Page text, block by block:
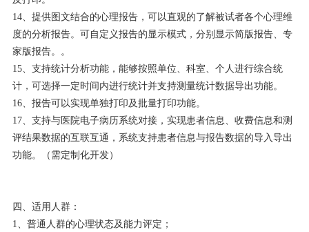
14、提供图文结合的心理报告，可以直观的了解被试者各个心理维
度的分析报告。可自定义报告的显示模式，分别显示简版报告、专
家版报告。。
15、支持统计分析功能，能够按照单位、科室、个人进行综合统
计，可选择一定时间内进行统计并支持测量统计数据导出功能。
16、报告可以实现单独打印及批量打印功能。
17、支持与医院电子病历系统对接，实现患者信息、收费信息和测
评结果数据的互联互通，系统支持患者信息与报告数据的导入导出
功能。（需定制化开发）
四、适用人群：
1、普通人群的心理状态及能力评定；